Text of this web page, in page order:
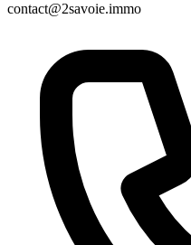
contact@2savoie.immo